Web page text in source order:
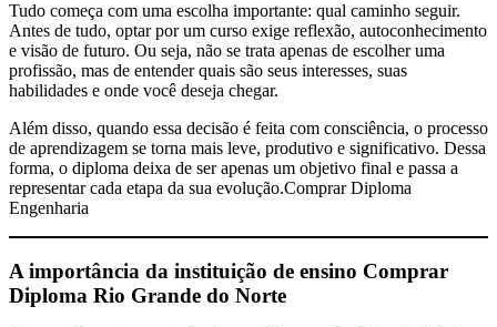
Tudo começa com uma escolha importante: qual caminho seguir.
Antes de tudo, optar por um curso exige reflexão, autoconhecimento
e visão de futuro. Ou seja, não se trata apenas de escolher uma
profissão, mas de entender quais são seus interesses, suas
habilidades e onde você deseja chegar.
Além disso, quando essa decisão é feita com consciência, o processo
de aprendizagem se torna mais leve, produtivo e significativo. Dessa
forma, o diploma deixa de ser apenas um objetivo final e passa a
representar cada etapa da sua evolução.Comprar Diploma
Engenharia
A importância da instituição de ensino Comprar
Diploma Rio Grande do Norte